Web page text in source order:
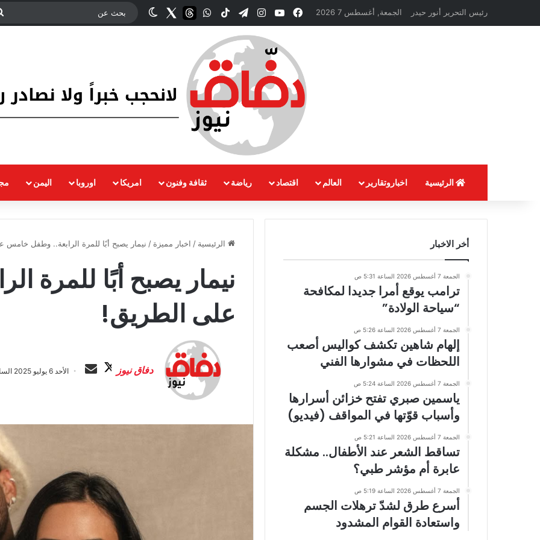
رئيس التحرير أنور حيدر الجمعة, أغسطس 7 2026 فيسبوك‫YouTubeانستقرام
تيلقرام ‫TikTokواتسابthreads
Twitterالوضع المظلم
الرئيسية اخباروتقارير العالم اقتصاد رياضة ثقافة وفنون امريكا اوروبا اليمن
الرئيسية / اخبار مميزة / نيمار يصبح أبًا للمرة الرابعة.. وطفل خامس
نيمار يصبح أبًا للمرة
على الطريق!
دفاق نيوز
ا
ب
ل
ر
إ
ل
ك
الأحد 6 يوليو 2025 الساعة 7:44 م
أخر الاخبار
الجمعة 7 أغسطس 2026 الساعة 5:31 ص
ترامب يوقع أمرا جديدا لمكافحة
“سياحة الولادة”
الجمعة 7 أغسطس 2026 الساعة 5:26 ص
إلهام شاهين تكشف كواليس أصعب
اللحظات في مشوارها الفني
الجمعة 7 أغسطس 2026 الساعة 5:24 ص
ياسمين صبري تفتح خزائن أسرارها
وأسباب قوّتها في المواقف (فيديو)
الجمعة 7 أغسطس 2026 الساعة 5:21 ص
تساقط الشعر عند الأطفال.. مشكلة
عابرة أم مؤشر طبي؟
الجمعة 7 أغسطس 2026 الساعة 5:19 ص
أسرع طرق لشدّ ترهلات الجسم
واستعادة القوام المشدود